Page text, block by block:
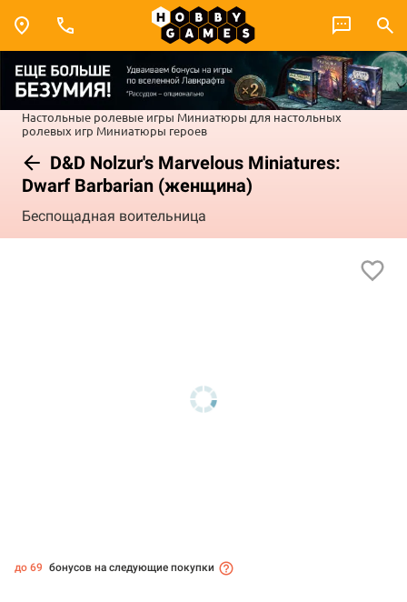
Настольные ролевые игры Миниатюры для настольных
ролевых игр Миниатюры героев
D&D Nolzur's Marvelous Miniatures:
Dwarf Barbarian (женщина)
Беспощадная воительница
до 69 бонусов на следующие покупки